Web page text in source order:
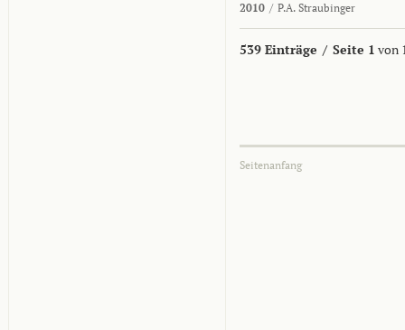
2010 / P.A. Straubinger
539 Einträge / Seite 1 von
Seitenanfang